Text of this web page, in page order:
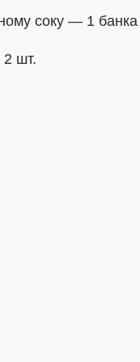
соку — 1 банка
шт.